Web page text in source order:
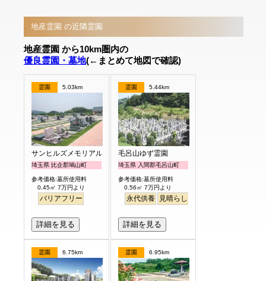
地産霊園 の近隣霊園
地産霊園 から10km圏内の
優良霊園・墓地(←まとめて地図で確認)
霊園 5.03km
サンヒルズメモリアルガーデン
埼玉県 比企郡鳩山町
参考価格:墓所使用料
0.45㎡ 7万円より
バリアフリー
詳細を見る
霊園 5.44km
毛呂山ゆず霊園
埼玉県 入間郡毛呂山町
参考価格:墓所使用料
0.56㎡ 7万円より
永代供養 見晴らし・眺望
詳細を見る
霊園 6.75km 霊園 6.95km